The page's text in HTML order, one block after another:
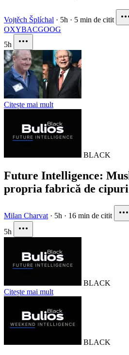
Vojtěch Šplíchal · 5h · 5 min de citit
OXYBACGOOG
5h
Citește mai mult
BLACK
Future Intelligence:
propria fabrică de cipuri
Milan Charvat · 5h · 16 min de citit
5h
BLACK
Citește mai mult
BLACK